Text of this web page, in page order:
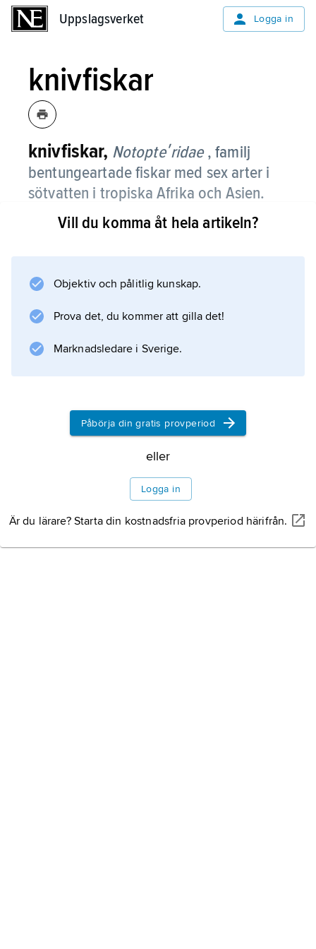
Uppslagsverket Logga in
knivfiskar
knivfiskar, Notopteʹridae , familj
bentungeartade fiskar med sex arter i
sötvatten i tropiska Afrika och Asien.
De blir mellan 20 och 80 cm långa och har en
analfenan är sammanvuxen med stjärtfenan.
överlever i syrefattiga vatten genom att
använda simblåsan som lunga. Biologin är
dåligt studerad,
Information om artikeln
Vill du komma åt hela artikeln?
Objektiv och pålitlig kunskap.
Prova det, du kommer att gilla det!
Marknadsledare i Sverige.
Påbörja din gratis provperiod
eller
Logga in
Är du lärare? Starta din kostnadsfria provperiod härifrån.